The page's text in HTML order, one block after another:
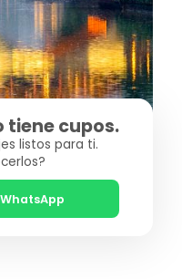
tiene cupos.
listos para ti.